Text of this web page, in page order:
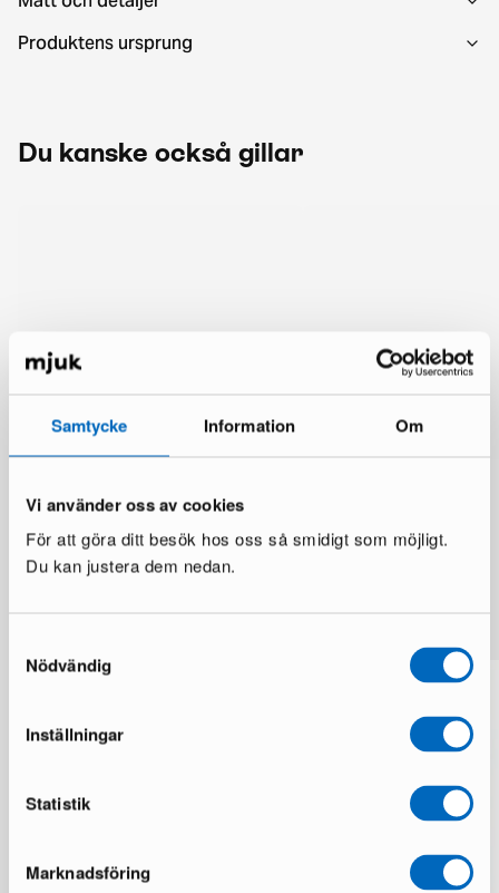
Samtycke Information Om
Vi använder oss av cookies
För att göra ditt besök hos oss så smidigt som möjligt.
Du kan justera dem nedan.
Nödvändig
Inställningar
Statistik
Marknadsföring
Produktens ursprung
Du kanske också gillar
Mer från samma märke